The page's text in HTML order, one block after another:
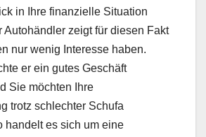
in Ihre finanzielle Situation
Autohändler zeigt für diesen Fakt
nur wenig Interesse haben.
er ein gutes Geschäft
Sie möchten Ihre
trotz schlechter Schufa
handelt es sich um eine